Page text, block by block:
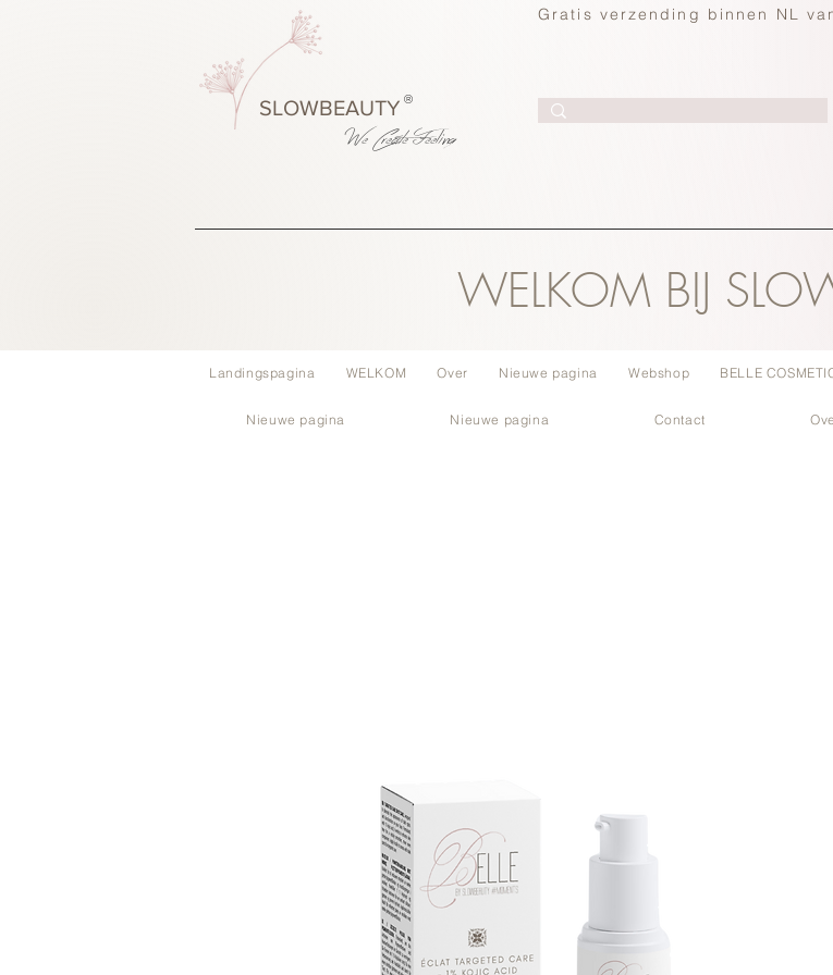
Gratis verzending binnen NL
®
SLOWBEAUTY
We CreateFeeling
WELKOM BIJ
Landingspagina WELKOM Over Nieuwe pagina Webshop BELLE
Nieuwe pagina Nieuwe pagina Contact